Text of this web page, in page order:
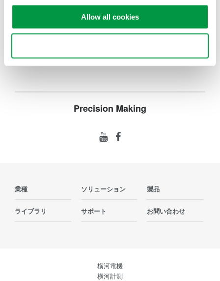
Allow all cookies
お気軽にお問い合わせ・ご相談ください。
Precision Making
業種 ソリューション 製品
ライブラリ サポート お問い合わせ
横河電機
横河計測